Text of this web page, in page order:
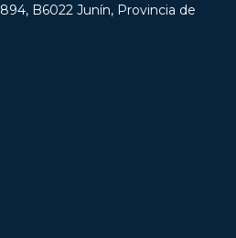
B6022 Junín, Provincia de